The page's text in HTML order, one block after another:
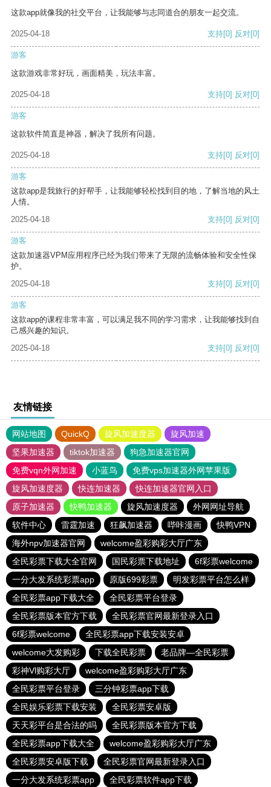
这款app就像我的社交平台，让我能够与志同道合的朋友一起交流。
2025-04-18 支持[0] 反对[0]
游客
这款游戏非常好玩，画面精美，玩法丰富。
2025-04-18 支持[0] 反对[0]
游客
这款软件简直是神器，解决了我所有问题。
2025-04-18 支持[0] 反对[0]
游客
这款app是我旅行的好帮手，让我能够轻松找到目的地，了解当地的风土
人情。
2025-04-18
支持[0] 反对[0]
游客
这款加速器VPM应用程序已经为我们带来了无限的流畅体验和安全性保
护。
2025-04-18
支持[0] 反对[0]
游客
这款app的课程非常丰富，可以满足我不同的学习需求，让我能够找到自
己感兴趣的知识。
2025-04-18
支持[0] 反对[0]
友情链接
网站地图 QuickQ 旋风加速度器
旋风加速
坚果加速器
tiktok加速器
狗急加速器官网
免费vqn外网加速
小蓝鸟
免费vps加速器外网苹果版
旋风加速度器
快连加速器
快连加速器官网入口
原子加速器
快鸭加速器 旋风加速度器
外网网址导航
软件中心
雷霆加速 狂飙加速器 哔咔漫画
快鸭VPN
海外npv加速器官网
welcome盈彩购彩大厅广东
全民彩票下载大全官网
国民彩票下载地址
6f彩票welcome
一分大发系统彩票app
原版699彩票
明发彩票平台怎么样
全民彩票app下载大全
全民彩票平台登录
全民彩票版本官方下载
全民彩票官网最新登录入口
6f彩票welcome
全民彩票app下载安装安卓
welcome大发购彩
下载全民彩票
老品牌—全民彩票
彩神Vl购彩大厅
welcome盈彩购彩大厅广东
全民彩票平台登录
三分钟彩票app下载
全民娱乐彩票下载安装
全民彩票安卓版
天天彩平台是合法的吗
全民彩票版本官方下载
全民彩票app下载大全
welcome盈彩购彩大厅广东
全民彩票安卓版下载
全民彩票官网最新登录入口
一分大发系统彩票app
全民彩票软件app下载